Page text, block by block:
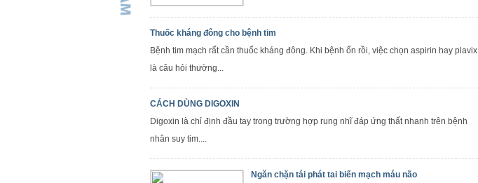
Thuốc kháng đông cho bệnh tim
Bệnh tim mạch rất cần thuốc kháng đông. Khi bệnh ổn rồi, việc chọn aspirin hay plavix
là câu hỏi thường...
CÁCH DÙNG DIGOXIN
Digoxin là chỉ định đầu tay trong trường hợp rung nhĩ đáp ứng thất nhanh trên bệnh
nhân suy tim....
Ngăn chặn tái phát tai biến mạch máu não